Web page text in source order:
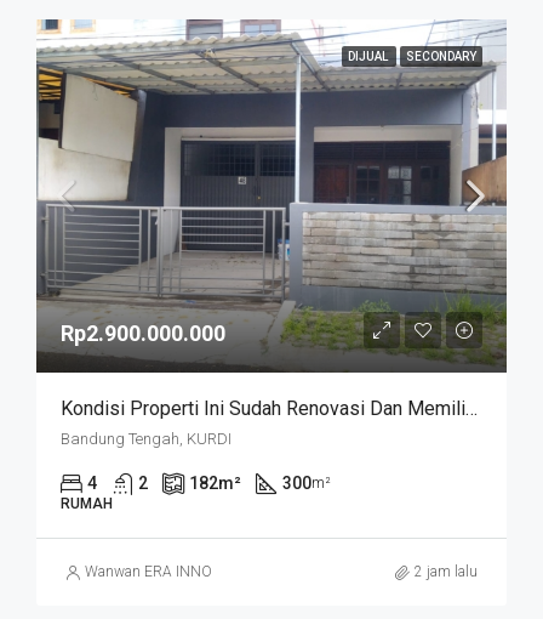
DIJUAL SECONDARY
Rp2.900.000.000
Kondisi Properti Ini Sudah Renovasi Dan Memiliki Desain Scandinavian Yang Menambah Daya Tarik Dan Estetika Properti Ini. Rumah Ini Berada Di Area Perumahan/komplek. Kurdi Timur
Bandung Tengah, KURDI
4 2 182m² 300m²
RUMAH
Wanwan ERA INNO 2 jam lalu